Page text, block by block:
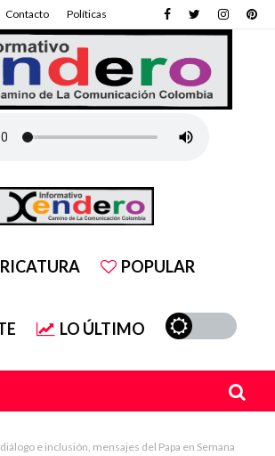
Contacto Políticas
POPULAR
LO ÚLTIMO
diálogo e inclusión, mensajes del Papa en Semana